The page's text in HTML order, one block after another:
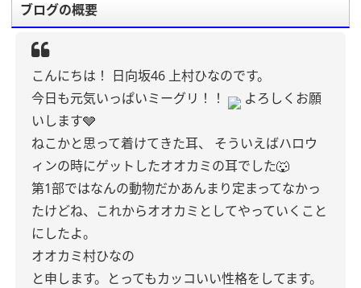
ブログの概要
こんにちは！ 日向坂46 上村ひなのです。
今日も元気いっぱいミーグリ！！
よろしくお願
いします🩶
ねこかと思って着けてきた耳、
そういえばハロウ
ィンの時にゲットしたオオカミの耳でした🐺
第1部ではなんの動物だかあんまり定まってなかっ
たけどね、これからオオカミとしてやっていくこと
にしたよ。
オオカミ村ひなの
と申します。とってもカッコいい性格をしてます。